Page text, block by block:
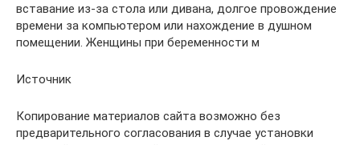
вставание из-за стола или дивана, долгое провождение
времени за компьютером или нахождение в душном
помещении. Женщины при беременности м
Источник
Копирование материалов сайта возможно без
предварительного согласования в случае установки